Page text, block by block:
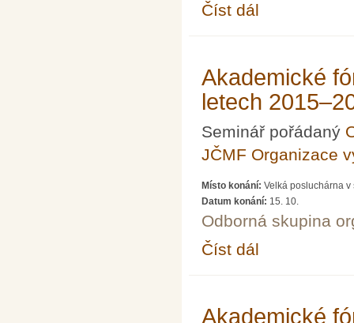
Číst dál
Akademické
letech
Seminář pořádaný
JČMF Organizace
Místo konání: Velká posluchárna v
Datum konání: 15. 10.
Odborná skupina
Číst dál
Akademické